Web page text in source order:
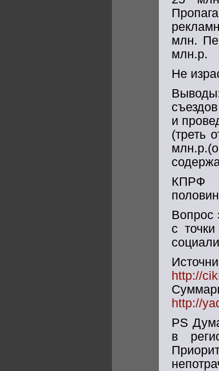
млн.
млн.р.
Не
и
(треть
КПРФ
Вопрос
с
http://
http://
PS
в